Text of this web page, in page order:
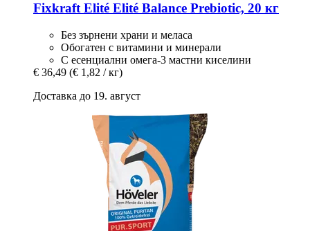
Fixkraft Elité Elité Balance Prebiotic, 20 кг
Без зърнени храни и меласа
Обогатен с витамини и минерали
С есенциални омега-3 мастни киселини
€ 36,49 (€ 1,82 / кг)
Доставка до 19. август